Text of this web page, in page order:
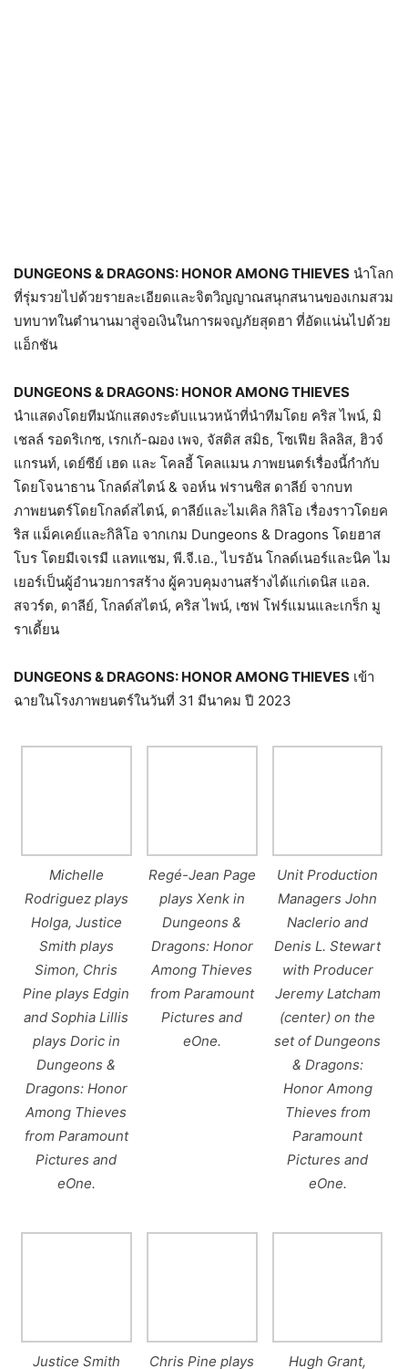
DUNGEONS & DRAGONS: HONOR AMONG THIEVES นำโลก
ที่รุ่มรวยไปด้วยรายละเอียดและจิตวิญญาณสนุกสนานของเกมสวม
บทบาทในตำนานมาสู่จอเงินในการผจญภัยสุดฮา ที่อัดแน่นไปด้วย
แอ็กชัน
DUNGEONS & DRAGONS: HONOR AMONG THIEVES
นำแสดงโดยทีมนักแสดงระดับแนวหน้าที่นำทีมโดย คริส ไพน์, มิ
เชลล์ รอดริเกซ, เรกเก้-ฌอง เพจ, จัสติส สมิธ, โซเฟีย ลิลลิส, ฮิวจ์
แกรนท์, เดย์ซีย์ เฮด และ โคลอี้ โคลแมน ภาพยนตร์เรื่องนี้กำกับ
โดยโจนาธาน โกลด์สไตน์ & จอห์น ฟรานซิส ดาลีย์ จากบท
ภาพยนตร์โดยโกลด์สไตน์, ดาลีย์และไมเคิล กิลิโอ เรื่องราวโดยค
ริส แม็คเคย์และกิลิโอ จากเกม Dungeons & Dragons โดยฮาส
โบร โดยมีเจเรมี แลทแชม, พี.จี.เอ., ไบรอัน โกลด์เนอร์และนิค ไม
เยอร์เป็นผู้อำนวยการสร้าง ผู้ควบคุมงานสร้างได้แก่เดนิส แอล.
สจวร์ต, ดาลีย์, โกลด์สไตน์, คริส ไพน์, เซฟ โฟร์แมนและเกร็ก มู
ราเดี้ยน
DUNGEONS & DRAGONS: HONOR AMONG THIEVES เข้า
ฉายในโรงภาพยนตร์ในวันที่ 31 มีนาคม ปี 2023
Michelle
Rodriguez plays
Holga, Justice
Smith plays
Simon, Chris
Pine plays Edgin
and Sophia Lillis
plays Doric in
Dungeons &
Dragons: Honor
Among Thieves
from Paramount
Pictures and
eOne.
Regé-Jean Page
plays Xenk in
Dungeons &
Dragons: Honor
Among Thieves
from Paramount
Pictures and
eOne.
Unit Production
Managers John
Naclerio and
Denis L. Stewart
with Producer
Jeremy Latcham
(center) on the
set of Dungeons
& Dragons:
Honor Among
Thieves from
Paramount
Pictures and
eOne.
Justice Smith Chris Pine plays Hugh Grant,